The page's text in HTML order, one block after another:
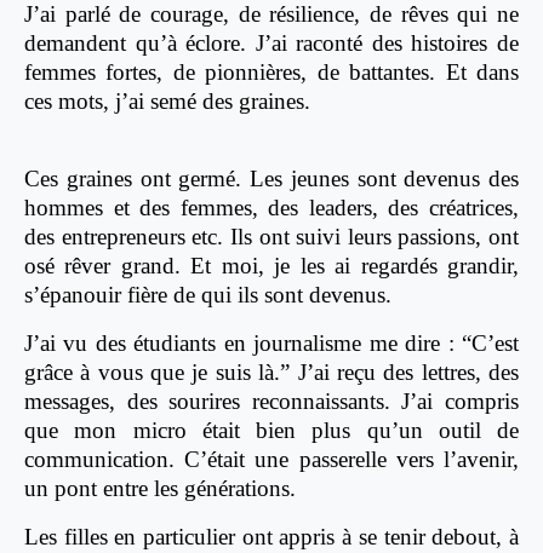
J’ai parlé de courage, de résilience, de rêves qui ne
demandent qu’à éclore. J’ai raconté des histoires de
femmes fortes, de pionnières, de battantes. Et dans
ces mots, j’ai semé des graines.
Ces graines ont germé. Les jeunes sont devenus des
hommes et des femmes, des leaders, des créatrices,
des entrepreneurs etc. Ils ont suivi leurs passions, ont
osé rêver grand. Et moi, je les ai regardés grandir,
s’épanouir fière de qui ils sont devenus.
J’ai vu des étudiants en journalisme me dire : “C’est
grâce à vous que je suis là.” J’ai reçu des lettres, des
messages, des sourires reconnaissants. J’ai compris
que mon micro était bien plus qu’un outil de
communication. C’était une passerelle vers l’avenir,
un pont entre les générations.
Les filles en particulier ont appris à se tenir debout, à